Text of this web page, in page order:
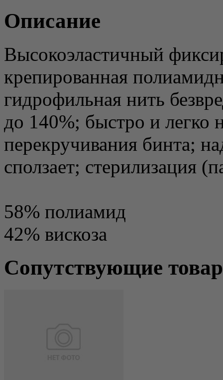
Описание
Высокоэластичный
крепированная
гидрофильная нить
до 140%; быстро и легко
перекручивания бинта;
сползает; стерилизация
58% полиамид
42% вискоза
Сопутствующие